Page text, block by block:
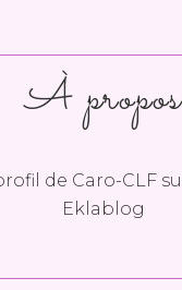
À propos
de Caro-CLF
Eklablog